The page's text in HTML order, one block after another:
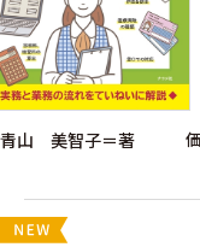
青山 美智子＝著